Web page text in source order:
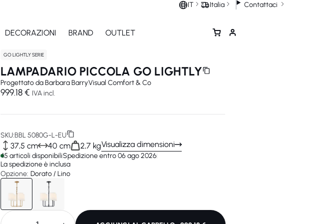
IT Italia Contattaci
DECORAZIONI BRAND OUTLET
GO LIGHTLY SERIE
LAMPADARIO PICCOLA GO LIGHTLY
Progettato daBarbara BarryVisual Comfort & Co
999.18 € IVA incl.
SKU:BBL 5080G-L-EU
37,5 cm 40 cm 2,7 kgVisualizza dimensioni
15 articoli disponibiliSpedizione entro 06 ago 2026
La spedizione è inclusa
Opzione: Dorato / Lino